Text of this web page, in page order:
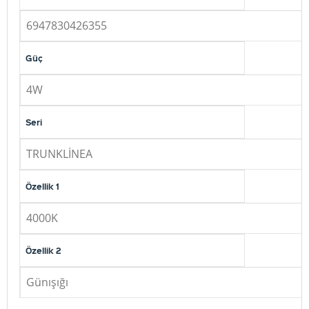
6947830426355
Güç
4W
Seri
TRUNKLİNEA
Özellik 1
4000K
Özellik 2
Günışığı